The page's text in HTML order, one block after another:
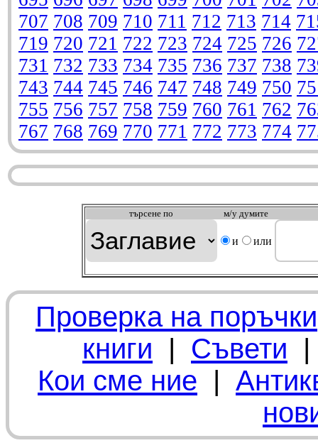
707 708 709 710 711 712 713 714
719 720 721 722 723 724 725 726
731 732 733 734 735 736 737 738
743 744 745 746 747 748 749 750
755 756 757 758 759 760 761 762
767 768 769 770 771 772 773 774
търсeне по м/у думите
и или
Проверка на поръчки
книги | Съвети
Кои сме ние |